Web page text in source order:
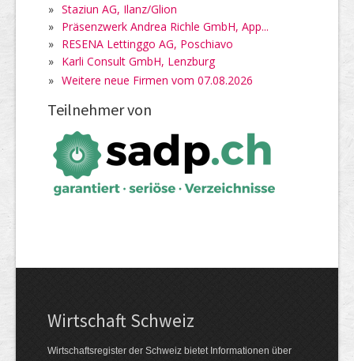
» Staziun AG, Ilanz/Glion
» Präsenzwerk Andrea Richle GmbH, App...
» RESENA Lettinggo AG, Poschiavo
» Karli Consult GmbH, Lenzburg
» Weitere neue Firmen vom 07.08.2026
Teilnehmer von
Wirtschaft Schweiz
Wirtschaftsregister der Schweiz bietet Informationen über